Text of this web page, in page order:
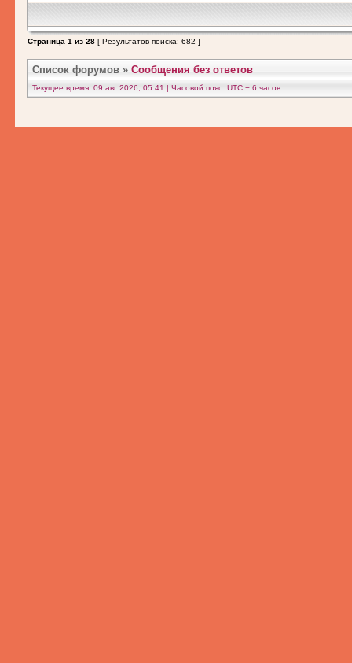
Страница 1 из 28 [ Результатов поиска: 682 ]
Список форумов » Сообщения без ответов
Текущее время: 09 авг 2026, 05:41 | Часовой пояс: UTC − 6 часов